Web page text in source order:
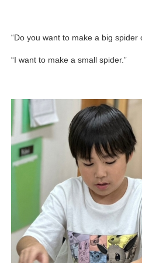
“Do you want to make a big spider
“I want to make a small spider.”